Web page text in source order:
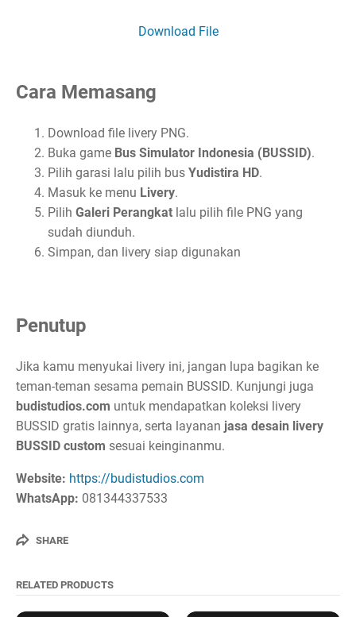
Download File
Cara Memasang
Download file livery PNG.
Buka game Bus Simulator Indonesia (BUSSID).
Pilih garasi lalu pilih bus Yudistira HD.
Masuk ke menu Livery.
Pilih Galeri Perangkat lalu pilih file PNG yang
sudah diunduh.
Simpan, dan livery siap digunakan
Penutup
Jika kamu menyukai livery ini, jangan lupa bagikan ke
teman-teman sesama pemain BUSSID. Kunjungi juga
budistudios.com untuk mendapatkan koleksi livery
BUSSID gratis lainnya, serta layanan jasa desain livery
BUSSID custom sesuai keinginanmu.
Website: https://budistudios.com
WhatsApp: 081344337533
SHARE
RELATED PRODUCTS